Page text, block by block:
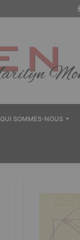
QUI SOMMES-NOUS